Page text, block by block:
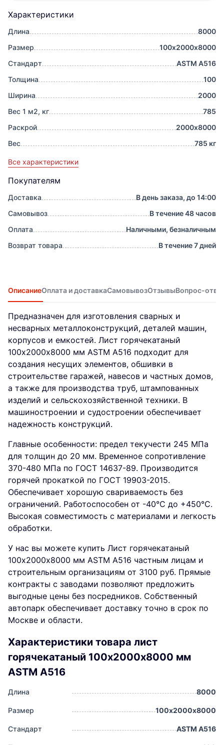
Характеристики
Длина
8000
Размер
100х2000х8000
Стандарт
ASTM A516
Толщина
100
Ширина
2000
Вес 1 м2, кг
785
Раскрой
2000х8000
Вес
785 кг
Все характеристики
Покупателям
Доставка
В день заказа, до 14:00
Самовывоз
В течение 48 часов
Оплата
Наличными, безналичным
Возврат товара
В течение 7 дней
ОписаниеОплата и доставкаСамовывозОтзывыВопрос-
Предназначен для изготовления сварных и
несварных металлоконструкций, деталей машин,
корпусов и емкостей. Лист горячекатаный
100х2000х8000 мм ASTM A516 подходит для
создания несущих элементов, обшивки в
строительстве гаражей, навесов и частных домов,
а также для производства труб, штампованных
изделий и сельскохозяйственной техники. В
машиностроении и судостроении обеспечивает
надежность конструкций.
Главные особенности: предел текучести 245 МПа
для толщин до 20 мм. Временное сопротивление
370-480 МПа по ГОСТ 14637-89. Производится
горячей прокаткой по ГОСТ 19903-2015.
Обеспечивает хорошую свариваемость без
ограничений. Работоспособен от -40°C до +450°C.
Высокая совместимость с материалами и легкость
обработки.
У нас вы можете купить Лист горячекатаный
100х2000х8000 мм ASTM A516 частным лицам и
строительным организациям от 3100 руб. Прямые
контракты с заводами позволяют предложить
выгодные цены без посредников. Собственный
автопарк обеспечивает доставку точно в срок по
Москве и области.
Характеристики товара лист
горячекатаный 100х2000х8000 мм
ASTM A516
Длина 8000
Размер 100х2000х8000
Стандарт ASTM A516